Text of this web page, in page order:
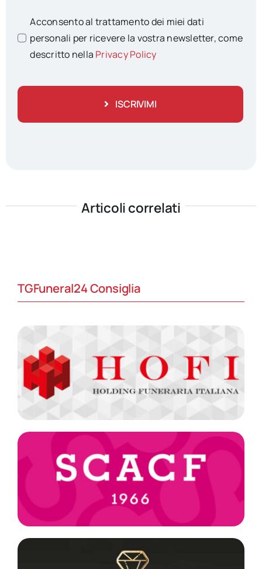
Acconsento al trattamento dei miei dati
personali per ricevere la vostra newsletter, come
descritto nella Privacy Policy
ISCRIVIMI
Articoli correlati
TGFuneral24 Consiglia